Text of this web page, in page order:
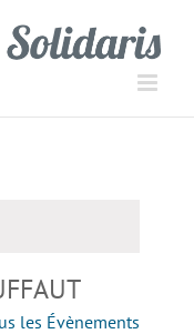
les Évènements